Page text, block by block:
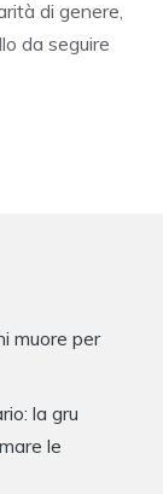
di genere,
da seguire
muore per
la gru
le